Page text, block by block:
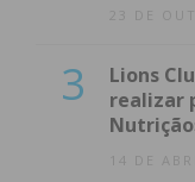
23 DE
3
Lions
realizar
14 DE